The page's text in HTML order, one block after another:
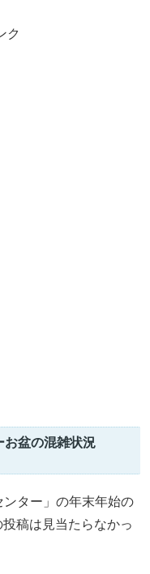
ク
お盆の混雑状況
ター」の年末年始の
稿は見当たらなかっ